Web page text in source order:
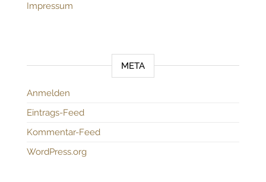
Impressum
META
Anmelden
Eintrags-Feed
Kommentar-Feed
WordPress.org